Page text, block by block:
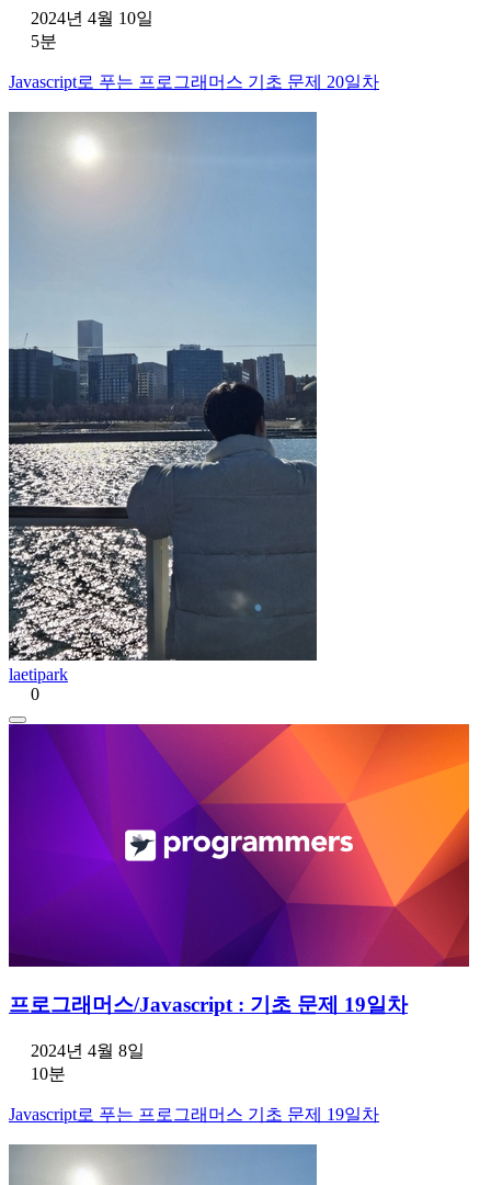
2024년 4월 10일
5분
Javascript로 푸는 프로그래머스 기초 문제 20일차
laetipark
0
프로그래머스/Javascript : 기초 문제 19일차
2024년 4월 8일
10분
Javascript로 푸는 프로그래머스 기초 문제 19일차